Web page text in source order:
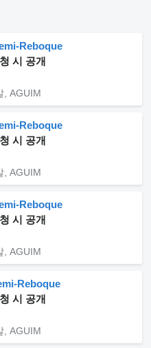
Reboque
시 공개
, AGUIM
Reboque
시 공개
, AGUIM
Reboque
시 공개
, AGUIM
Reboque
시 공개
, AGUIM